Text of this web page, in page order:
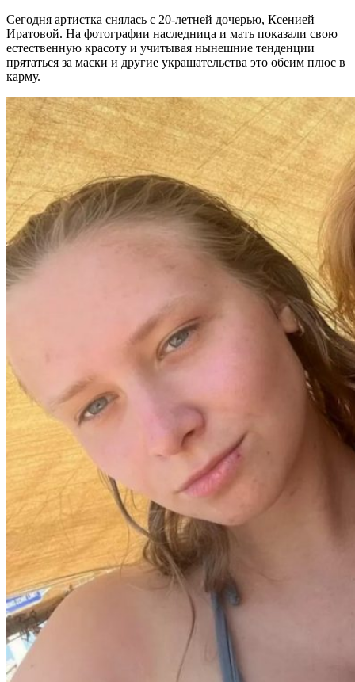
Сегодня артистка снялась с 20-летней дочерью, Ксенией
Иратовой. На фотографии наследница и мать показали свою
естественную красоту и учитывая нынешние тенденции
прятаться за маски и другие украшательства это обеим плюс в
карму.